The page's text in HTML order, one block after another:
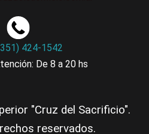
424-1542
De 8 a 20 hs
"Cruz del Sacrificio".
reservados.